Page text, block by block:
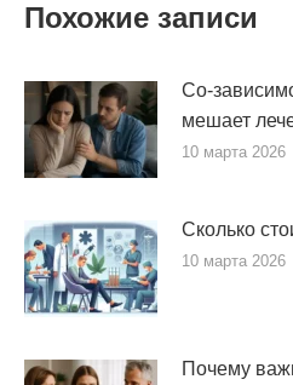
Похожие записи
Со-
мешает
10 марта 2026
Сколько
10 марта 2026
Почему